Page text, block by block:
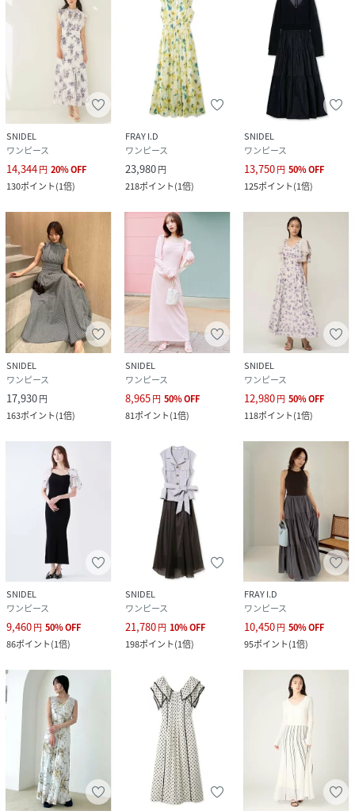
SNIDEL
ワンピース
14,344円 20%OFF
130ポイント(1倍)
FRAY I.D
ワンピース
23,980円
218ポイント(1倍)
SNIDEL
ワンピース
13,750円 50%OFF
125ポイント(1倍)
SNIDEL
ワンピース
17,930円
163ポイント(1倍)
SNIDEL
ワンピース
8,965円 50%OFF
81ポイント(1倍)
SNIDEL
ワンピース
12,980円 50%OFF
118ポイント(1倍)
SNIDEL
ワンピース
9,460円 50%OFF
86ポイント(1倍)
SNIDEL
ワンピース
21,780円 10%OFF
198ポイント(1倍)
FRAY I.D
ワンピース
10,450円 50%OFF
95ポイント(1倍)